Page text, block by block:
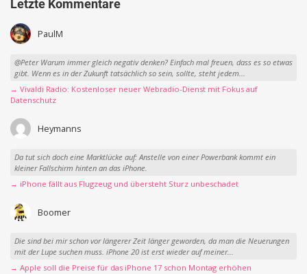
Letzte Kommentare
PaulM
@Peter Warum immer gleich negativ denken? Einfach mal freuen, dass es so etwas
gibt. Wenn es in der Zukunft tatsächlich so sein, sollte, steht jedem...
→ Vivaldi Radio: Kostenloser neuer Webradio-Dienst mit Fokus auf
Datenschutz
Heymanns
Da tut sich doch eine Marktlücke auf: Anstelle von einer Powerbank kommt ein
kleiner Fallschirm hinten an das iPhone.
→ iPhone fällt aus Flugzeug und übersteht Sturz unbeschadet
Boomer
Die sind bei mir schon vor längerer Zeit länger geworden, da man die Neuerungen
mit der Lupe suchen muss. iPhone 20 ist erst wieder auf meiner...
→ Apple soll die Preise für das iPhone 17 schon Montag erhöhen